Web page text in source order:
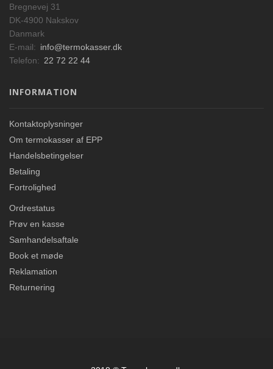
Bregnevej 31
DK-4900 Nakskov
Danmark
E-mail: info@termokasser.dk
Telefon: 22 72 22 44
INFORMATION
Kontaktoplysninger
Om termokasser af EPP
Handelsbetingelser
Betaling
Fortrolighed
Ordrestatus
Prøv en kasse
Samhandelsaftale
Book et møde
Reklamation
Returnering